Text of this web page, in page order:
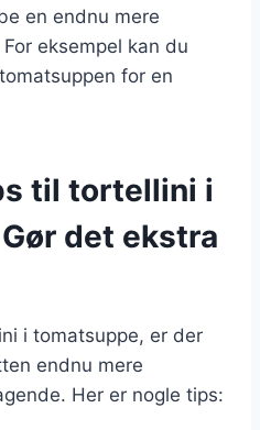
en endnu mere
eksempel kan du
for en
til tortellini i
det ekstra
i tomatsuppe, er der
endnu mere
Her er nogle tips: